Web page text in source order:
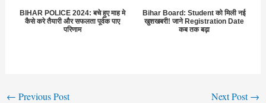
BIHAR POLICE 2024: बचे हुए माह मे
कैसे करे तैयारी और सफलता पूर्वक पाए
परिणाम
Bihar Board: Student को मिली नई
खुशखबरी! जाने Registration Date
कब तक बढ़ा
← Previous Post Next Post→